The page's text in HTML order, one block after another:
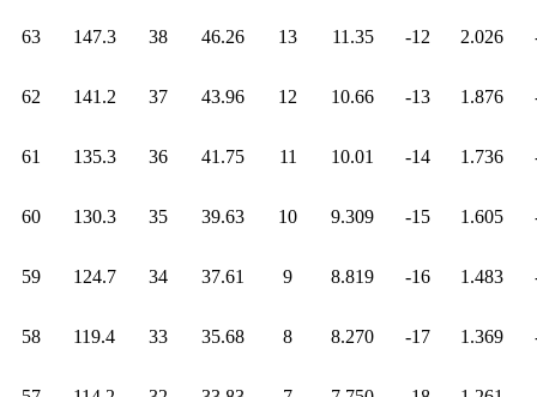
63 147.3 38 46.26 13 11.35 -12 2.026
62 141.2 37 43.96 12 10.66 -13 1.876
61 135.3 36 41.75 11 10.01 -14 1.736
60 130.3 35 39.63 10 9.309 -15 1.605
59 124.7 34 37.61 9 8.819 -16 1.483
58 119.4 33 35.68 8 8.270 -17 1.369